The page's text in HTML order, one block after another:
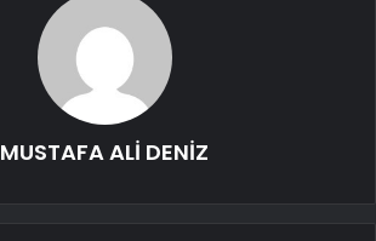
MUSTAFA ALİ DENİZ